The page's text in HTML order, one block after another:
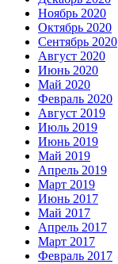
Ноябрь 2020
Октябрь 2020
Сентябрь 2020
Август 2020
Июнь 2020
Май 2020
Февраль 2020
Август 2019
Июль 2019
Июнь 2019
Май 2019
Апрель 2019
Март 2019
Июнь 2017
Май 2017
Апрель 2017
Март 2017
Февраль 2017